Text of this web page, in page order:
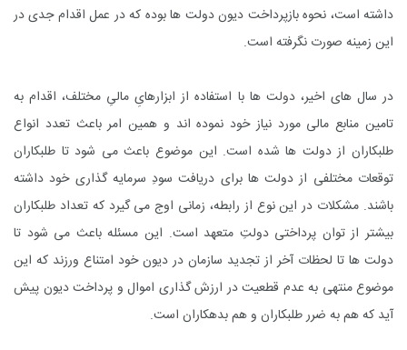
داشته است، نحوه بازپرداخت دیون دولت ها بوده که در عمل اقدام جدی در
این زمینه صورت نگرفته است.
در سال های اخیر، دولت ها با استفاده از ابزارهایِ مالیِ مختلف، اقدام به
تامین منابع مالی مورد نیاز خود نموده اند و همین امر باعث تعدد انواع
طلبکاران از دولت ها شده است. این موضوع باعث می شود تا طلبکاران
توقعات مختلفی از دولت ها برای دریافت سودِ سرمایه گذاری خود داشته
باشند. مشکلات در این نوع از رابطه، زمانی اوج می گیرد که تعداد طلبکاران
بیشتر از توان پرداختی دولتِ متعهد است. این مسئله باعث می شود تا
دولت ها تا لحظات آخر از تجدید سازمان در دیون خود امتناع ورزند که این
موضوع منتهی به عدم قطعیت در ارزش گذاری اموال و پرداخت دیون پیش
آید که هم به ضرر طلبکاران و هم بدهکاران است.